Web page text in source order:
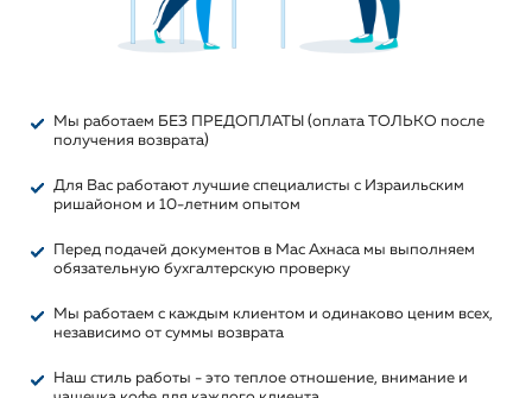
Мы работаем БЕЗ ПРЕДОПЛАТЫ (оплата ТОЛЬКО после
получения возврата)
Для Вас работают лучшие специалисты с Израильским
ришайоном и 10-летним опытом
Перед подачей документов в Мас Ахнаса мы выполняем
обязательную бухгалтерскую проверку
Мы работаем с каждым клиентом и одинаково ценим всех,
независимо от суммы возврата
Наш стиль работы - это теплое отношение, внимание и